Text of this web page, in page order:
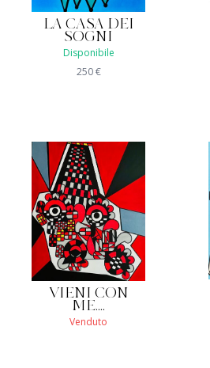
LA CASA DEI
SOGNI
Disponibile
250€
VIENI CON
ME....
Venduto